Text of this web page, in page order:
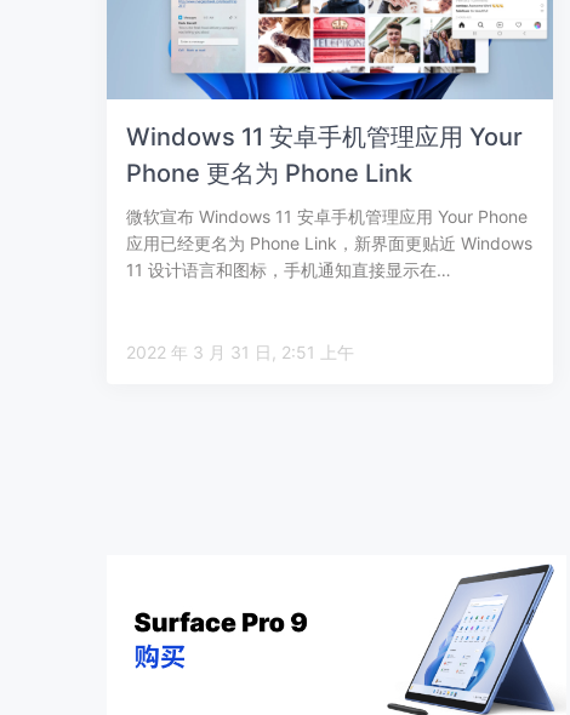
Windows 11 安卓手机管理应用 Your
Phone 更名为 Phone Link
微软宣布 Windows 11 安卓手机管理应用 Your Phone
应用已经更名为 Phone Link，新界面更贴近 Windows
11 设计语言和图标，手机通知直接显示在…
2022 年 3 月 31 日, 2:51 上午